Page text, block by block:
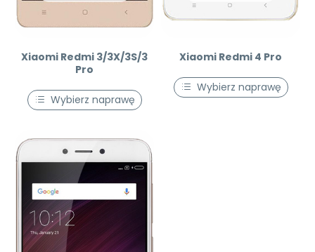
Xiaomi Redmi 3/3X/3S/3
Pro
Wybierz naprawę
Xiaomi Redmi 4 Pro
Wybierz naprawę